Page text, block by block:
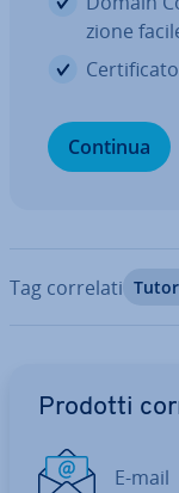
zio­ne
Continua
Tag correlati
Prodotti
E-mail